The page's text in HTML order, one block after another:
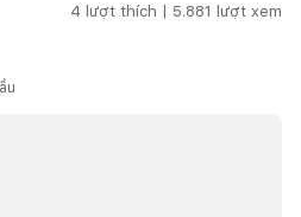
4 lượt thích | 5.881 lượt xem